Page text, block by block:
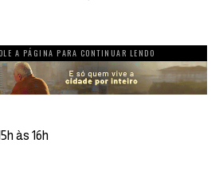
A PÁGINA PARA CONTINUAR LENDO
às 16h